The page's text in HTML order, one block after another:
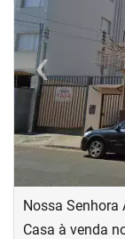
‹Previous
Nossa Senhora
Casa à venda